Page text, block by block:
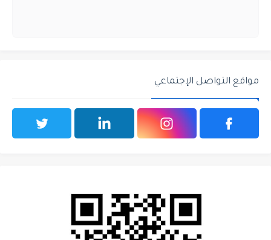
مواقع التواصل الإجتماعي